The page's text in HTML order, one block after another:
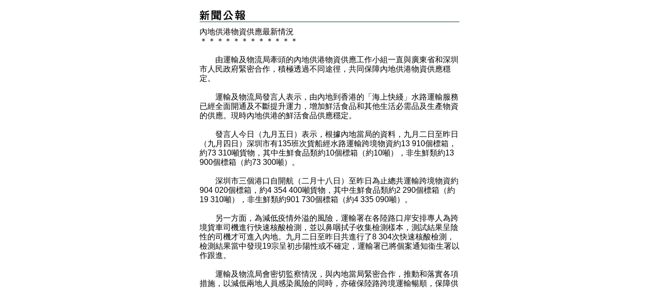
內地供港物資供應最新情況
＊
＊ ＊ ＊ ＊ ＊ ＊ ＊ ＊ ＊ ＊ ＊
由運輸及物流局牽頭的內地供港物資供應工作小組一直與廣東省和深圳
市人民政府緊密合作，積極透過不同途徑，共同保障內地供港物資供應穩
定。
運輸及物流局發言人表示，由內地到香港的「海上快綫」水路運輸服務
已經全面開通及不斷提升運力，增加鮮活食品和其他生活必需品及生產物資
的供應。現時內地供港的鮮活食品供應穩定。
發言人今日（九月五日）表示，根據內地當局的資料，九月二日至昨日
（九月四日）深圳市有135班次貨船經水路運輸跨境物資約13 910個標箱，
約73 310噸貨物，其中生鮮食品類約10個標箱（約10噸），非生鮮類約13
900個標箱（約73 300噸）。
深圳市三個港口自開航（二月十八日）至昨日為止總共運輸跨境物資約
904 020個標箱，約4 354 400噸貨物，其中生鮮食品類約2 290個標箱（約
19 310噸），非生鮮類約901 730個標箱（約4 335 090噸）。
另一方面，為減低疫情外溢的風險，運輸署在各陸路口岸安排專人為跨
境貨車司機進行快速核酸檢測，並以鼻咽拭子收集檢測樣本，測試結果呈陰
性的司機才可進入內地。九月二日至昨日共進行了8 304次快速核酸檢測，
檢測結果當中發現19宗呈初步陽性或不確定，運輸署已將個案通知衞生署以
作跟進。
運輸及物流局會密切監察情況，與內地當局緊密合作，推動和落實各項
措施，以減低兩地人員感染風險的同時，亦確保陸路跨境運輸暢順，保障供